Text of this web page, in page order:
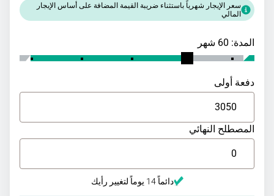
سعر الإيجار شهرياً باستثناء ضريبة القيمة المضافة على أساس الإيجار
المالي
المدة: 60 شهر
دفعة أولى
المصطلح النهائي
دائماً 14 يوماً لتغيير رأيك